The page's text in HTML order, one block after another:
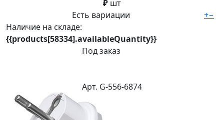
₽ шт
Есть вариации
Наличие на складе:
{{products[58334].availableQuantity}}
Под заказ
+−
Арт. G-556-6874